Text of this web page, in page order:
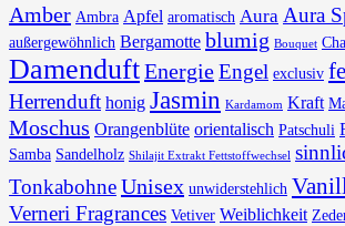
Amber Ambra Apfel aromatisch Aura Aura
außergewöhnlich Bergamotte blumig Bouquet
DamenduftEnergieEngel exclusiv
Herrenduft honig Jasmin Kardamom Kraft
Moschus Orangenblüte orientalisch Patschuli
Samba Sandelholz Shilajit Extrakt Fettstoffwechsel
TonkabohneUnisex unwiderstehlich
Verneri Fragrances Vetiver Weiblichkeit